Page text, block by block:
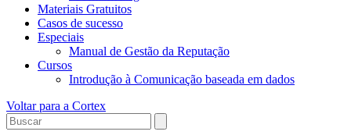
Materiais Gratuitos
Casos de sucesso
Especiais
Manual de Gestão da Reputação
Cursos
Introdução à Comunicação baseada em dados
Voltar para a Cortex